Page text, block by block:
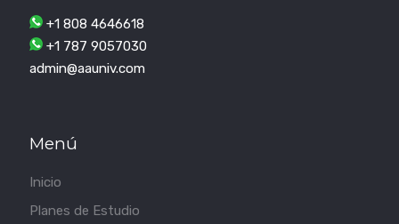
+1 808 4646618
+1 787 9057030
admin@aauniv.com
Menú
Inicio
Planes de Estudio